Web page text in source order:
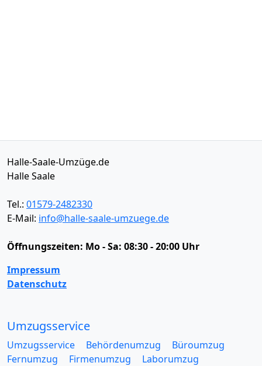
Halle-Saale-Umzüge.de
Halle Saale
Tel.: 01579-2482330
E-Mail: info@halle-saale-umzuege.de
Öffnungszeiten: Mo - Sa: 08:30 - 20:00 Uhr
Impressum
Datenschutz
Umzugsservice
Umzugsservice Behördenumzug
Büroumzug
Fernumzug
Firmenumzug
Laborumzug